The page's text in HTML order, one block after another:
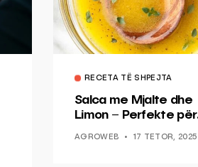
RECETA TË SHPEJTA
Salca me Mjalte dhe
Limon – Perfekte për
AGROWEB 17 TETOR, 2025